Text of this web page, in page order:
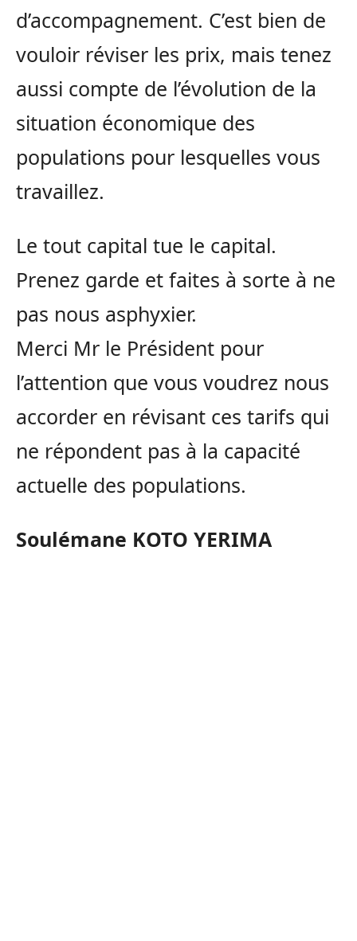
d’accompagnement. C’est bien de
vouloir réviser les prix, mais tenez
aussi compte de l’évolution de la
situation économique des
populations pour lesquelles vous
travaillez.
Le tout capital tue le capital.
Prenez garde et faites à sorte à ne
pas nous asphyxier.
Merci Mr le Président pour
l’attention que vous voudrez nous
accorder en révisant ces tarifs qui
ne répondent pas à la capacité
actuelle des populations.
Soulémane KOTO YERIMA